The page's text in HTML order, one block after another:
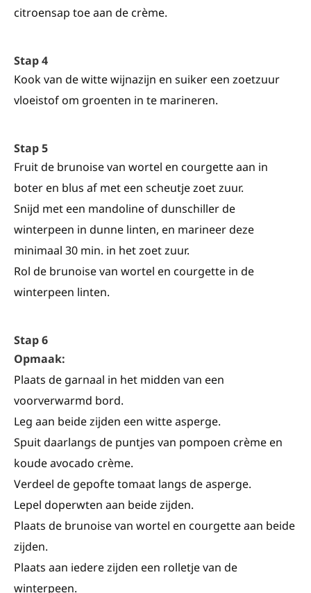
citroensap toe aan de crème.
Stap 4
Kook van de witte wijnazijn en suiker een zoetzuur
vloeistof om groenten in te marineren.
Stap 5
Fruit de brunoise van wortel en courgette aan in
boter en blus af met een scheutje zoet zuur.
Snijd met een mandoline of dunschiller de
winterpeen in dunne linten, en marineer deze
minimaal 30 min. in het zoet zuur.
Rol de brunoise van wortel en courgette in de
winterpeen linten.
Stap 6
Opmaak:
Plaats de garnaal in het midden van een
voorverwarmd bord.
Leg aan beide zijden een witte asperge.
Spuit daarlangs de puntjes van pompoen crème en
koude avocado crème.
Verdeel de gepofte tomaat langs de asperge.
Lepel doperwten aan beide zijden.
Plaats de brunoise van wortel en courgette aan beide
zijden.
Plaats aan iedere zijden een rolletje van de
winterpeen.